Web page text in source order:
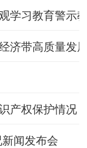
学习教育警示
济带高质量发
产权保护情况
闻发布会